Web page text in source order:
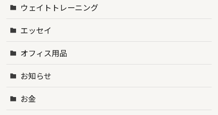
ウェイトトレーニング
エッセイ
オフィス用品
お知らせ
お金